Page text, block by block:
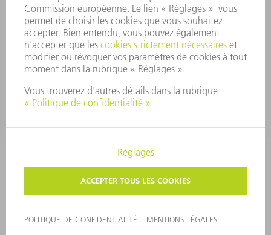
DURABILITÉ
ENVIRONNEMENT ET CLIMAT
SOCIAL ET SOCIÉTÉ
GESTION D'ENTREPRISE
PROTECTION DES DONNÉES PERSONNELLES
COPYRIGHT ET DROIT DES MARQUES
CONDITIONS GÉNÉRALES
PARAMÈTRES VIE PRIVÉE